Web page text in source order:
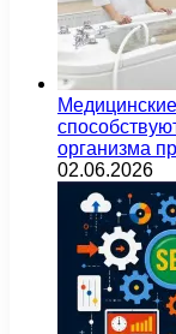
организма
02.06.2026